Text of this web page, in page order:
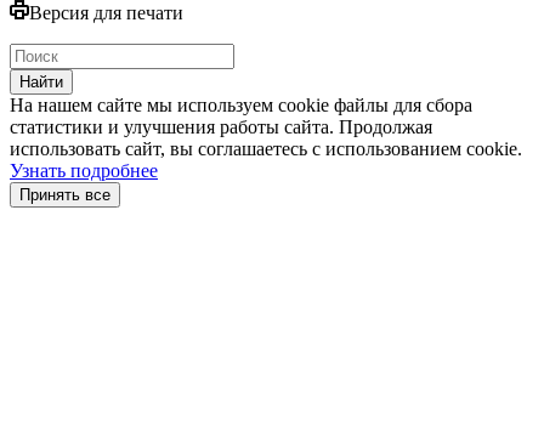
Версия для печати
Найти
На нашем сайте мы используем cookie файлы для сбора
статистики и улучшения работы сайта. Продолжая
использовать сайт, вы соглашаетесь с использованием cookie.
Узнать подробнее
Принять все